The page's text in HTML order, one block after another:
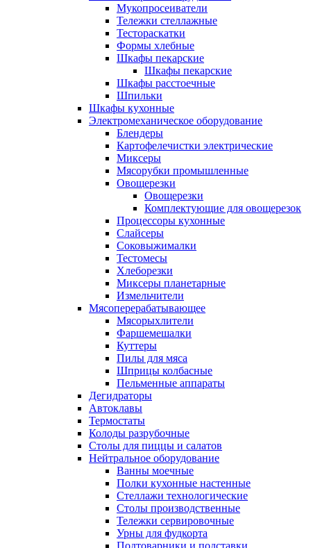
Мукопросеиватели
Тележки стеллажные
Тестораскатки
Формы хлебные
Шкафы пекарские
Шкафы пекарские
Шкафы расстоечные
Шпильки
Шкафы кухонные
Электромеханическое оборудование
Блендеры
Картофелечистки электрические
Миксеры
Мясорубки промышленные
Овощерезки
Овощерезки
Комплектующие для овощерезок
Процессоры кухонные
Слайсеры
Соковыжималки
Тестомесы
Хлеборезки
Миксеры планетарные
Измельчители
Мясоперерабатывающее
Мясорыхлители
Фаршемешалки
Куттеры
Пилы для мяса
Шприцы колбасные
Пельменные аппараты
Дегидраторы
Автоклавы
Термостаты
Колоды разрубочные
Столы для пиццы и салатов
Нейтральное оборудование
Ванны моечные
Полки кухонные настенные
Стеллажи технологические
Столы производственные
Тележки сервировочные
Урны для фудкорта
Подтоварники и подставки